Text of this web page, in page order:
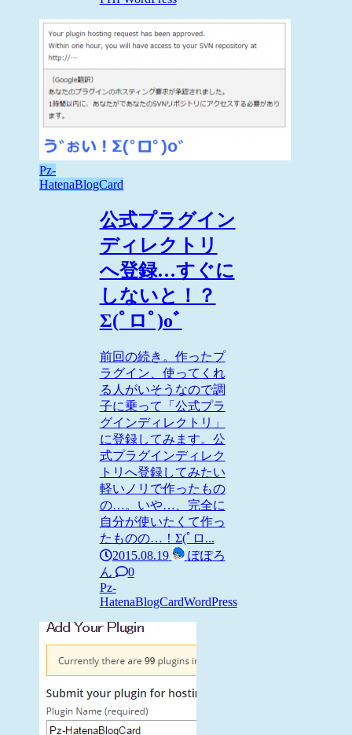
Pz-
HatenaBlogCard
公式プラグイン
ディレクトリ
へ登録…すぐに
しないと！？
Σ(ﾟロﾟ)oﾞ
前回の続き。作ったプ
ラグイン、使ってくれ
る人がいそうなので調
子に乗って「公式プラ
グインディレクトリ」
に登録してみます。公
式プラグインディレク
トリへ登録してみたい
軽いノリで作ったもの
の…。いや…、完全に
自分が使いたくて作っ
たものの…！Σ(ﾟロ...
2015.08.19
ぽぽろ
ん
0
Pz-
HatenaBlogCardWordPress